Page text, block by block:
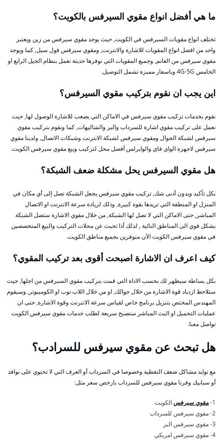
ما هي أفضل انواع مقوي السيرفس بالكويت؟
تختلف انواع مقويات السيرفس في الكويت, حيث يوجد مقوي سيرفس من زين ويعتبر
واحد من افضل انواع المقويات للاشارة والانترنت, ومقوي سيرفس فول سيل, كما ويوجد
مقوي سيرفس من الغانم, وجميع المقويات التي نوفرها حديثة تعمل بنظام الجيل الرابع او
الخامس 4G-5G وباسعار مميزة تشمل التوصيل.
اين يجب ان نقوم بتركيب مقوي السيرفس؟
نقوم بخدمات تركيب مقوي سيرفس في الاماكن التي يصعب للاشارة الوصول لها, حيث
نعمل على تركيب مقوي اشارة للسرداب والبر والشاليهات, كما ونقوم بتركيب مقوي
سيرفس لشبكة الجوال ومقوي سيرفس لشبكة الانترنت وشبكات الاتصال, ولدينا مقوي
سيرفس لاجهزة الواي فاي والوايرلس أفضل محل لتركيب وبيع مقوي سيرفس الكويت.
هل مقوي السيرفس يحل مشكلة ضعف الشبكة؟
بكل تأكيد وبدون أدنى شك, تركيب مقوي سيرفس يجعل الشبكة تصل إلى أي مكان في
المنزل او المنطقة التي تريدها بقوة كبيرة, وذلك لزيادة سرعة الانترنت او الاتصال
المباشر, حتى الاماكن التي لا تصل لها الشبكة, من خلال مقوي الاشارة ستصل الشبكة
بشكل قوي الى المناطق النائية , لذلك أذا تحبث عن محلات التركيب والبيع المتخصصين
في مقوي سيرفس الكويت الآن متوفرين بجميع مناطق الكويت.
كيف اعرف ان الاشارة اصبحت أقوى بعد تركيب المقوي؟
بكل بساطة سيظهر لك بحسب الاداة التي قمت بتركيب مقوي السيرفس من اجلها, حيث
ستلاحظ ازدياد قوة الاشارة من خلال جوالك, او من خلال اللاب توب او الكومبيوتر, وسيقوم
المهندس المختص بتنزيل برنامج خاص لقياس سرعة الانترنت وقوة الاشارة, حتى ان
عمليات التحميل او البث المباشر ستصبح سريعة لطلب خدمات مقوي سيرفس الكويت
تواصل معنا.
هل تبحث عن مقوي سيرفس للسرادب؟
مع توايد مشاكل ضعف التغطية وخصوصا في السرداب أو العرف التي لا تحتوي على نوافذ
أو سبابيك وفرنا مقوي سيرفس للسرداب بارخص سعر مثل:
1- مقوي سيرفسالكويت
2- مقوي سيرفس للسرداب
3- مقوي سيرفس البر
4- مقوي سيرفس امريكي